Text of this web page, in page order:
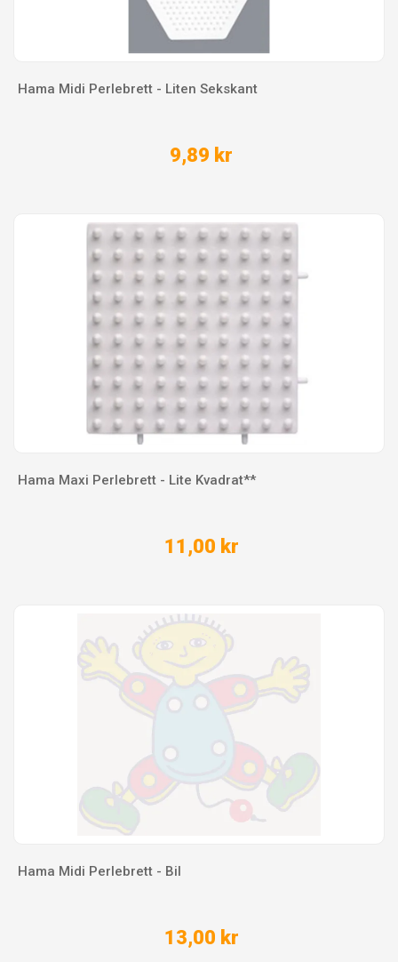
Hama Midi Perlebrett - Liten Sekskant
9,89 kr
Hama Maxi Perlebrett - Lite Kvadrat**
11,00 kr
Hama Midi Perlebrett - Bil
13,00 kr